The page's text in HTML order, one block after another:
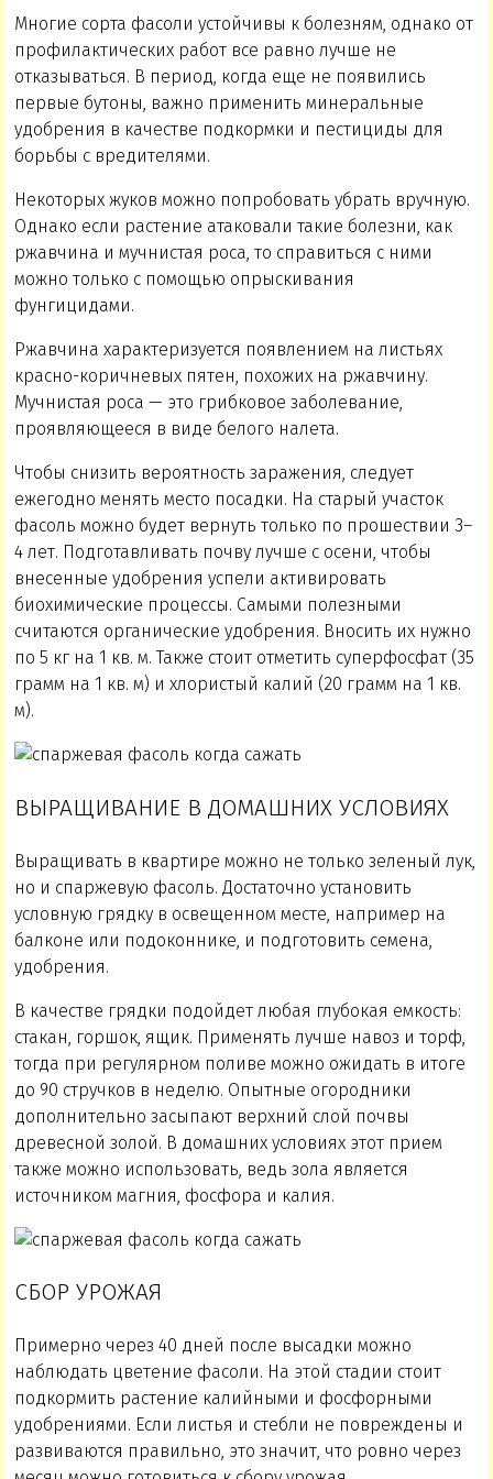
Многие сорта фасоли устойчивы к болезням, однако от
профилактических работ все равно лучше не
отказываться. В период, когда еще не появились
первые бутоны, важно применить минеральные
удобрения в качестве подкормки и пестициды для
борьбы с вредителями.
Некоторых жуков можно попробовать убрать вручную.
Однако если растение атаковали такие болезни, как
ржавчина и мучнистая роса, то справиться с ними
можно только с помощью опрыскивания
фунгицидами.
Ржавчина характеризуется появлением на листьях
красно-коричневых пятен, похожих на ржавчину.
Мучнистая роса — это грибковое заболевание,
проявляющееся в виде белого налета.
Чтобы снизить вероятность заражения, следует
ежегодно менять место посадки. На старый участок
фасоль можно будет вернуть только по прошествии 3–
4 лет. Подготавливать почву лучше с осени, чтобы
внесенные удобрения успели активировать
биохимические процессы. Самыми полезными
считаются органические удобрения. Вносить их нужно
по 5 кг на 1 кв. м. Также стоит отметить суперфосфат (35
грамм на 1 кв. м) и хлористый калий (20 грамм на 1 кв.
м).
ВЫРАЩИВАНИЕ В ДОМАШНИХ УСЛОВИЯХ
Выращивать в квартире можно не только зеленый лук,
но и спаржевую фасоль. Достаточно установить
условную грядку в освещенном месте, например на
балконе или подоконнике, и подготовить семена,
удобрения.
В качестве грядки подойдет любая глубокая емкость:
стакан, горшок, ящик. Применять лучше навоз и торф,
тогда при регулярном поливе можно ожидать в итоге
до 90 стручков в неделю. Опытные огородники
дополнительно засыпают верхний слой почвы
древесной золой. В домашних условиях этот прием
также можно использовать, ведь зола является
источником магния, фосфора и калия.
СБОР УРОЖАЯ
Примерно через 40 дней после высадки можно
наблюдать цветение фасоли. На этой стадии стоит
подкормить растение калийными и фосфорными
удобрениями. Если листья и стебли не повреждены и
развиваются правильно, это значит, что ровно через